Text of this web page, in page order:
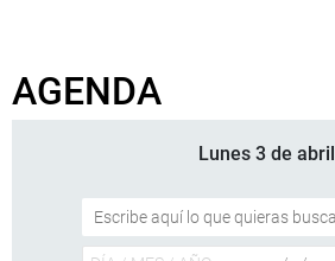
AGENDA
Lunes 3 de abril